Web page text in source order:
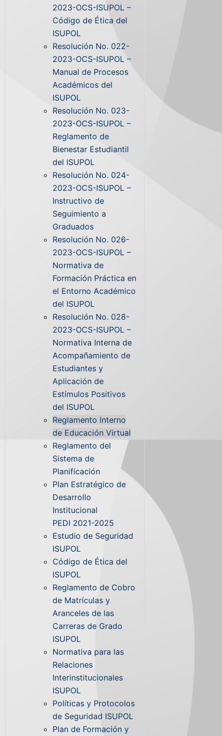
2023-OCS-ISUPOL –
Código de Ética del
ISUPOL
Resolución No. 022-
2023-OCS-ISUPOL –
Manual de Procesos
Académicos del
ISUPOL
Resolución No. 023-
2023-OCS-ISUPOL –
Reglamento de
Bienestar Estudiantil
del ISUPOL
Resolución No. 024-
2023-OCS-ISUPOL –
Instructivo de
Seguimiento a
Graduados
Resolución No. 026-
2023-OCS-ISUPOL –
Normativa de
Formación Práctica en
el Entorno Académico
del ISUPOL
Resolución No. 028-
2023-OCS-ISUPOL –
Normativa Interna de
Acompañamiento de
Estudiantes y
Aplicación de
Estímulos Positivos
del ISUPOL
Reglamento Interno
de Educación Virtual
Reglamento del
Sistema de
Planificación
Plan Estratégico de
Desarrollo
Institucional
PEDI 2021-2025
Estudio de Seguridad
ISUPOL
Código de Ética del
ISUPOL
Reglamento de Cobro
de Matrículas y
Aranceles de las
Carreras de Grado
ISUPOL
Normativa para las
Relaciones
Interinstitucionales
ISUPOL
Políticas y Protocolos
de Seguridad ISUPOL
Plan de Formación y